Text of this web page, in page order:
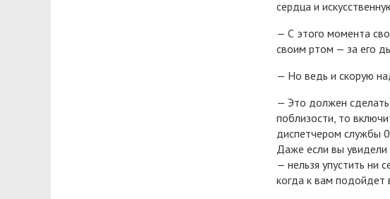
сердца и
— С этого момента
своим ртом — за его
— Но ведь и скорую
— Это должен сделать
поблизости, то
диспетчером службы
Даже если вы
— нельзя упустить ни
когда к вам подойдет